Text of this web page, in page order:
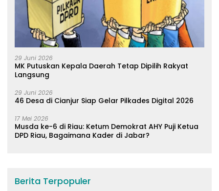
29 Juni 2026
MK Putuskan Kepala Daerah Tetap Dipilih Rakyat
Langsung
29 Juni 2026
46 Desa di Cianjur Siap Gelar Pilkades Digital 2026
17 Mei 2026
Musda ke-6 di Riau: Ketum Demokrat AHY Puji Ketua
DPD Riau, Bagaimana Kader di Jabar?
Berita Terpopuler